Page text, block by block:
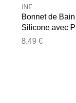
INF
Bonnet de
Silicone avec
des Oreilles
8,49 €